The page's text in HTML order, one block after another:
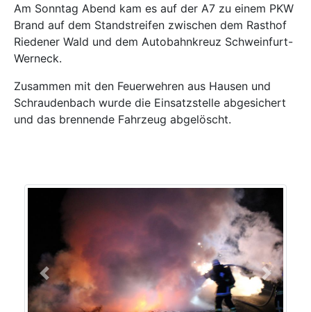
Am Sonntag Abend kam es auf der A7 zu einem PKW
Brand auf dem Standstreifen zwischen dem Rasthof
Riedener Wald und dem Autobahnkreuz Schweinfurt-
Werneck.
Zusammen mit den Feuerwehren aus Hausen und
Schraudenbach wurde die Einsatzstelle abgesichert
und das brennende Fahrzeug abgelöscht.
Previous Next